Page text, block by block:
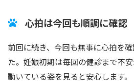
心拍は今回も順調に確認
前回に続き、今回も無事に心拍を
た。妊娠初期は毎回の健診まで不
動いている姿を見ると安心します。